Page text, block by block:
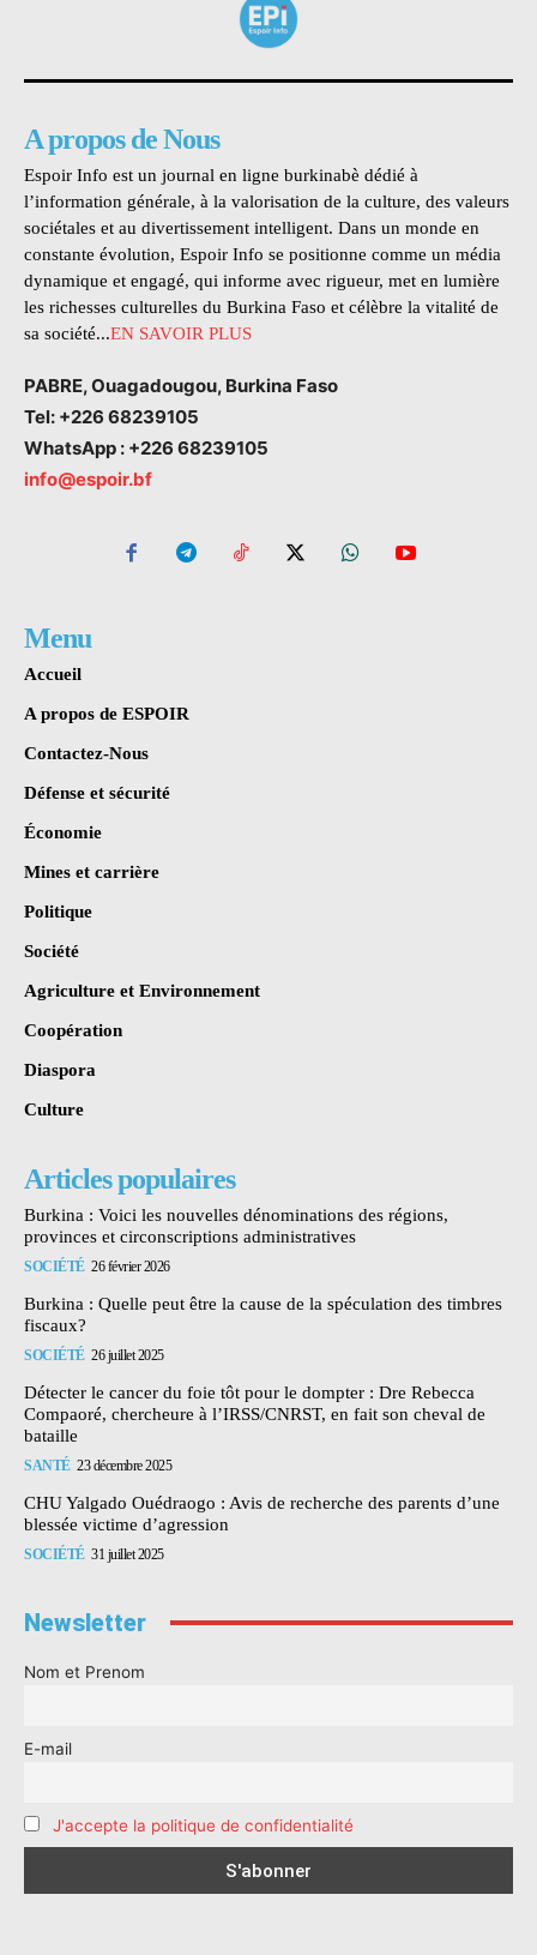
A propos de Nous
Espoir Info est un journal en ligne burkinabè dédié à
l’information générale, à la valorisation de la culture, des valeurs
sociétales et au divertissement intelligent. Dans un monde en
constante évolution, Espoir Info se positionne comme un média
dynamique et engagé, qui informe avec rigueur, met en lumière
les richesses culturelles du Burkina Faso et célèbre la vitalité de
sa société...EN SAVOIR PLUS
PABRE, Ouagadougou, Burkina Faso
Tel: +226 68239105
WhatsApp : +226 68239105
info@espoir.bf
Menu
Accueil
A propos de ESPOIR
Contactez-Nous
Défense et sécurité
Économie
Mines et carrière
Politique
Société
Agriculture et Environnement
Coopération
Diaspora
Culture
Articles populaires
Burkina : Voici les nouvelles dénominations des régions,
provinces et circonscriptions administratives
SOCIÉTÉ 26 février 2026
Burkina : Quelle peut être la cause de la spéculation des timbres
fiscaux?
SOCIÉTÉ 26 juillet 2025
Détecter le cancer du foie tôt pour le dompter : Dre Rebecca
Compaoré, chercheure à l’IRSS/CNRST, en fait son cheval de
bataille
SANTÉ 23 décembre 2025
CHU Yalgado Ouédraogo : Avis de recherche des parents d’une
blessée victime d’agression
SOCIÉTÉ 31 juillet 2025
Newsletter
Nom et Prenom
E-mail
J'accepte la politique de confidentialité